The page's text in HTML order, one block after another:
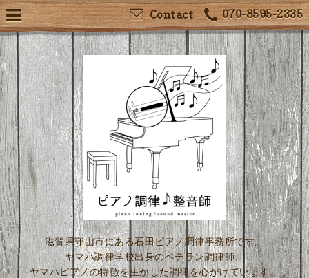
070-8595-2335
Contact
滋賀県守山市にある石田ピアノ調律事務所です。
ヤマハ調律学校出身のベテラン調律師、
ヤマハピアノの特徴を生かした調律を心がけています。